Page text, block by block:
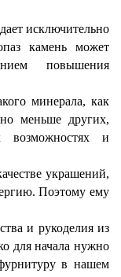
исключительно
камень может
повышения
минерала, как
меньше других,
возможностях и
украшений,
Поэтому ему
и рукоделия из
для начала нужно
в нашем